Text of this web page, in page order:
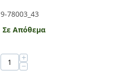
9-78003_43
Σε Απόθεμα
+
−